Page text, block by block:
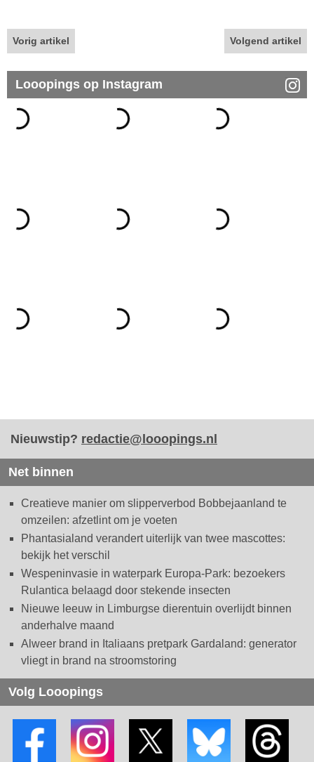
Vorig artikel Volgend artikel
Looopings op Instagram
Nieuwstip? redactie@looopings.nl
Net binnen
Creatieve manier om slipperverbod Bobbejaanland te
omzeilen: afzetlint om je voeten
Phantasialand verandert uiterlijk van twee mascottes:
bekijk het verschil
Wespeninvasie in waterpark Europa-Park: bezoekers
Rulantica belaagd door stekende insecten
Nieuwe leeuw in Limburgse dierentuin overlijdt binnen
anderhalve maand
Alweer brand in Italiaans pretpark Gardaland: generator
vliegt in brand na stroomstoring
Volg Looopings